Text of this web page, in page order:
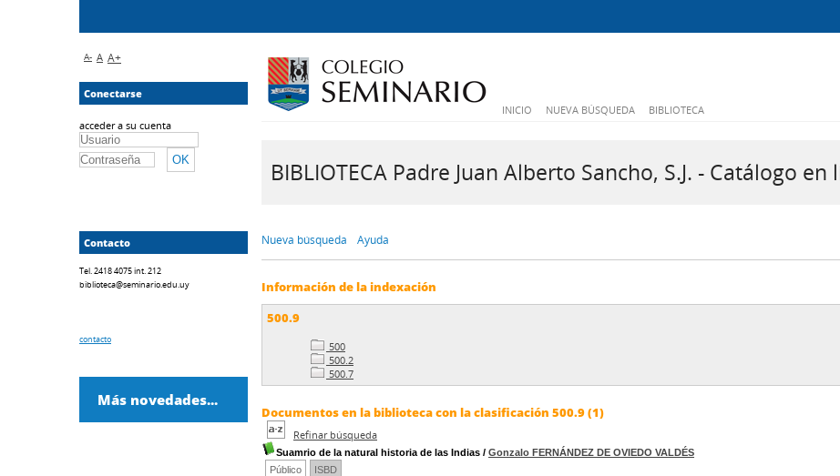
INICIO NUEVA BÚSQUEDA BIBLIOTECA
BIBLIOTECA Padre Juan Alberto Sancho, S.J. - Catálogo en
Nueva búsqueda Ayuda
Información de la indexación
500.9
500
500.2
500.7
Documentos en la biblioteca con la clasificación 500.9 (1)
Refinar búsqueda
Suamrio de la natural historia de las Indias / Gonzalo FERNÁNDEZ DE OVIEDO VALDÉS
Público
ISBD
A- A A+
Conectarse
acceder a su cuenta
Contacto
Tel. 2418 4075 int. 212
biblioteca@seminario.edu.uy
contacto
Más novedades...